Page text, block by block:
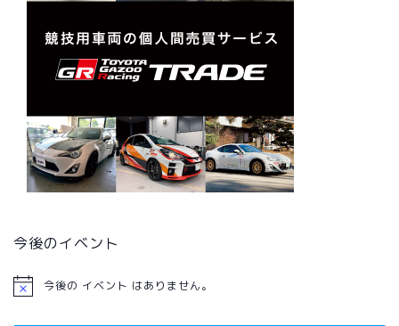
今後のイベント
今後の イベント はありません。